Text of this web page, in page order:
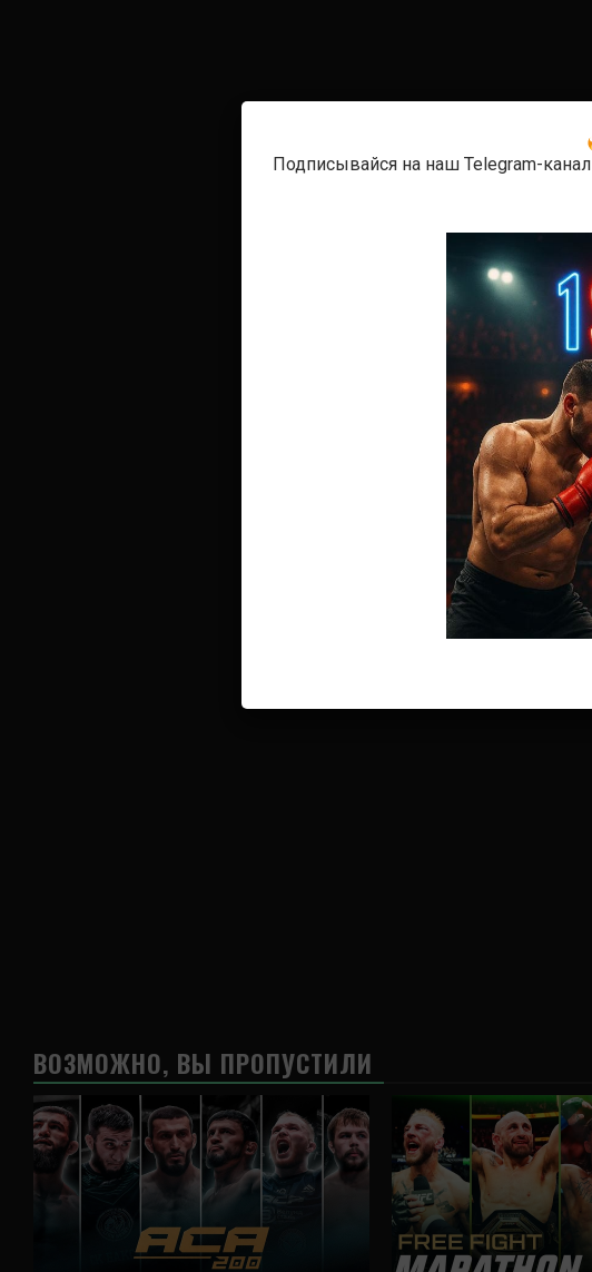
ВОЗМОЖНО, ВЫ ПРОПУСТИЛИ
Подписывайся на наш Telegram-канал